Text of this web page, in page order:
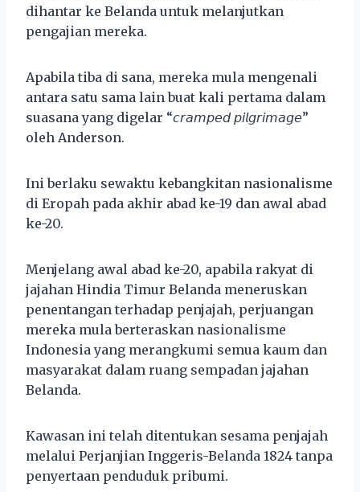
dihantar ke Belanda untuk melanjutkan
pengajian mereka.
Apabila tiba di sana, mereka mula mengenali
antara satu sama lain buat kali pertama dalam
suasana yang digelar “𝘤𝘳𝘢𝘮𝘱𝘦𝘥 𝘱𝘪𝘭𝘨𝘳𝘪𝘮𝘢𝘨𝘦”
oleh Anderson.
Ini berlaku sewaktu kebangkitan nasionalisme
di Eropah pada akhir abad ke-19 dan awal abad
ke-20.
Menjelang awal abad ke-20, apabila rakyat di
jajahan Hindia Timur Belanda meneruskan
penentangan terhadap penjajah, perjuangan
mereka mula berteraskan nasionalisme
Indonesia yang merangkumi semua kaum dan
masyarakat dalam ruang sempadan jajahan
Belanda.
Kawasan ini telah ditentukan sesama penjajah
melalui Perjanjian Inggeris-Belanda 1824 tanpa
penyertaan penduduk pribumi.